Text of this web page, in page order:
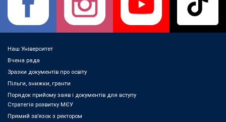
Наш Університет
Вчена рада
Зразки документів про освіту
Пільги, знижки, гранти
Порядок прийому заяв і документів для вступу
Стратегія розвитку МЄУ
Прямий зв’язок з ректором